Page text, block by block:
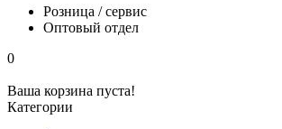
Розница / сервис
Оптовый отдел
0
Ваша корзина пуста!
Категории